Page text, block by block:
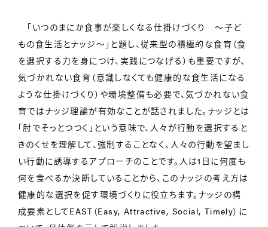
「いつのまにか食事が楽しくなる仕掛けづくり ～子ど
もの食生活とナッジ～」と題し、従来型の積極的な食育（食
を選択する力を身につけ、実践につなげる）も重要ですが、
気づかれない食育（意識しなくても健康的な食生活になる
ような仕掛けづくり）や環境整備も必要で、気づかれない食
育ではナッジ理論が有効なことが話されました。ナッジとは
「肘でそっとつつく」という意味で、人々が行動を選択すると
きのくせを理解して、強制することなく、人々の行動を望まし
い行動に誘導するアプローチのことです。人は1日に何度も
何を食べるか決断していることから、このナッジの考え方は
健康的な選択を促す環境づくりに役立ちます。ナッジの構
成要素としてEAST（Easy, Attractive, Social, Timely）に